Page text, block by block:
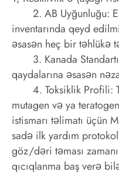
2. AB Uyğunluğu:
inventarında qeyd
əsasən heç bir təhlükə
3. Kanada
qaydalarına əsasən
4. Toksiklik Profili:
mutagen və ya
istismarı təlimatı üçün
sadə ilk yardım
göz/dəri təması
qıcıqlanma baş verə